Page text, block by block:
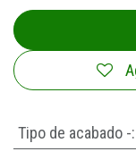
Tipo de acabado -: